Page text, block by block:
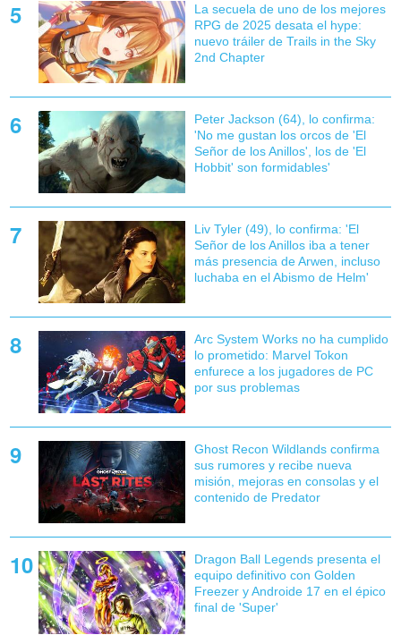
La secuela de uno de los mejores
RPG de 2025 desata el hype:
nuevo tráiler de Trails in the Sky
2nd Chapter
Peter Jackson (64), lo confirma:
'No me gustan los orcos de 'El
Señor de los Anillos', los de 'El
Hobbit' son formidables'
Liv Tyler (49), lo confirma: 'El
Señor de los Anillos iba a tener
más presencia de Arwen, incluso
luchaba en el Abismo de Helm'
Arc System Works no ha cumplido
lo prometido: Marvel Tokon
enfurece a los jugadores de PC
por sus problemas
Ghost Recon Wildlands confirma
sus rumores y recibe nueva
misión, mejoras en consolas y el
contenido de Predator
Dragon Ball Legends presenta el
equipo definitivo con Golden
Freezer y Androide 17 en el épico
final de 'Super'